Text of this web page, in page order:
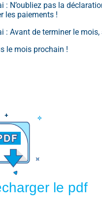
: N’oubliez pas la
les paiements !
: Avant de terminer le
le mois prochain !
le pdf